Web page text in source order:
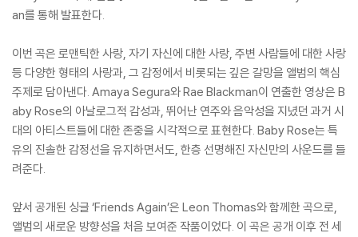
an를 통해 발표한다.
이번 곡은 로맨틱한 사랑, 자기 자신에 대한 사랑, 주변 사람들에 대한 사랑
등 다양한 형태의 사랑과, 그 감정에서 비롯되는 깊은 갈망을 앨범의 핵심
주제로 담아낸다. Amaya Segura와 Rae Blackman이 연출한 영상은 B
aby Rose의 아날로그적 감성과, 뛰어난 연주와 음악성을 지녔던 과거 시
대의 아티스트들에 대한 존중을 시각적으로 표현한다. Baby Rose는 특
유의 진솔한 감정선을 유지하면서도, 한층 선명해진 자신만의 사운드를 들
려준다.
앞서 공개된 싱글 ‘Friends Again’은 Leon Thomas와 함께한 곡으로,
앨범의 새로운 방향성을 처음 보여준 작품이었다. 이 곡은 공개 이후 전 세